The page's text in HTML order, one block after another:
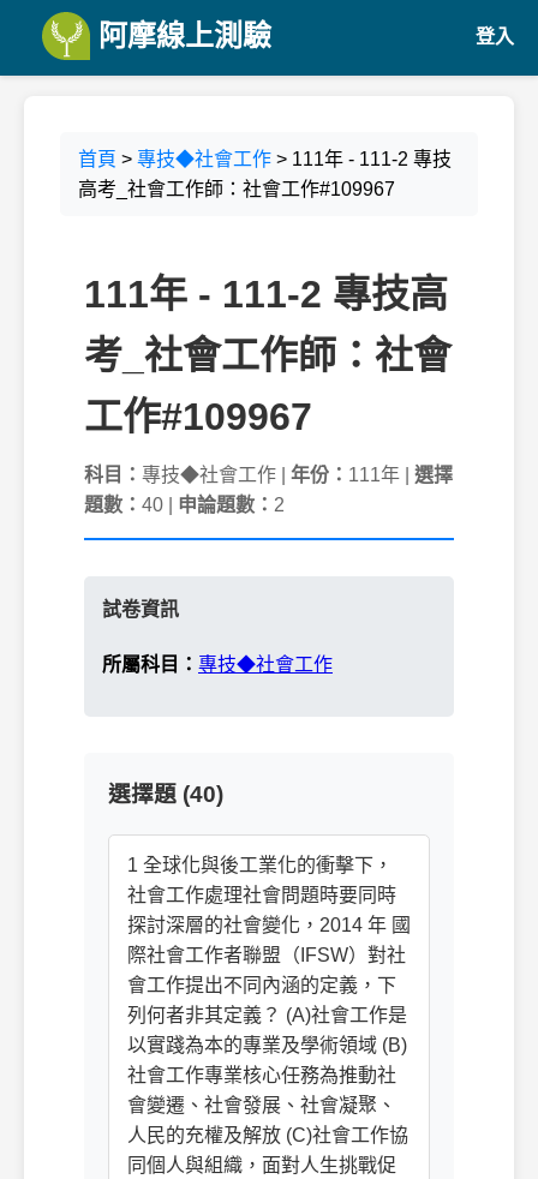
阿摩線上測驗 登入
首頁 > 專技◆社會工作 > 111年 - 111-2 專技
高考_社會工作師：社會工作#109967
111年 - 111-2 專技高
考_社會工作師：社會
工作#109967
科目： 專技◆社會工作 | 年份： 111年 | 選擇
題數： 40 | 申論題數： 2
試卷資訊
所屬科目： 專技◆社會工作
選擇題 (40)
1 全球化與後工業化的衝擊下，
社會工作處理社會問題時要同時
探討深層的社會變化，2014 年 國
際社會工作者聯盟（IFSW）對社
會工作提出不同內涵的定義，下
列何者非其定義？ (A)社會工作是
以實踐為本的專業及學術領域 (B)
社會工作專業核心任務為推動社
會變遷、社會發展、社會凝聚、
人民的充權及解放 (C)社會工作協
同個人與組織，面對人生挑戰促